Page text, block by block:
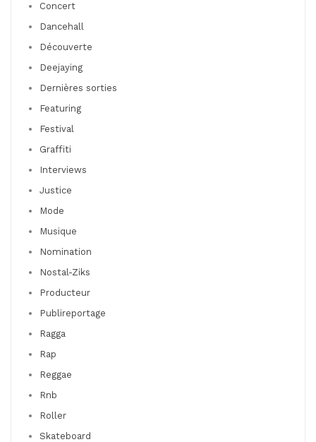
Concert
Dancehall
Découverte
Deejaying
Dernières sorties
Featuring
Festival
Graffiti
Interviews
Justice
Mode
Musique
Nomination
Nostal-Ziks
Producteur
Publireportage
Ragga
Rap
Reggae
Rnb
Roller
Skateboard